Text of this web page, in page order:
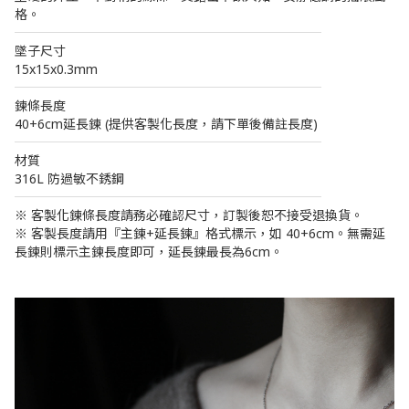
格。
────────────────────────
墜子尺寸
15x15x0.3mm
────────────────────────
鍊條長度
40+6cm延長鍊 (提供客製化長度，請下單後備註長度)
────────────────────────
材質
316L 防過敏不銹鋼
────────────────────────
※ 客製化鍊條長度請務必確認尺寸，訂製後恕不接受退換貨。
※ 客製長度請用『主鍊+延長鍊』格式標示，如 40+6cm。無需延
長鍊則標示主鍊長度即可，延長鍊最長為6cm。